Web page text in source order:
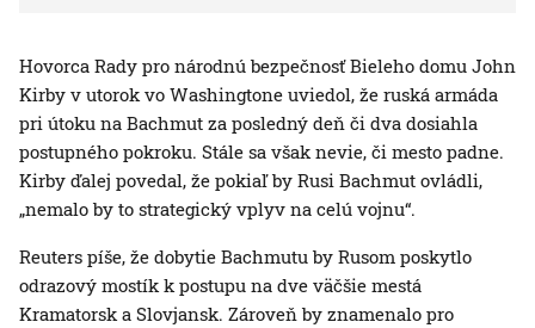
Hovorca Rady pro národnú bezpečnosť Bieleho domu John
Kirby v utorok vo Washingtone uviedol, že ruská armáda
pri útoku na Bachmut za posledný deň či dva dosiahla
postupného pokroku. Stále sa však nevie, či mesto padne.
Kirby ďalej povedal, že pokiaľ by Rusi Bachmut ovládli,
„nemalo by to strategický vplyv na celú vojnu“.
Reuters píše, že dobytie Bachmutu by Rusom poskytlo
odrazový mostík k postupu na dve väčšie mestá
Kramatorsk a Slovjansk. Zároveň by znamenalo pro